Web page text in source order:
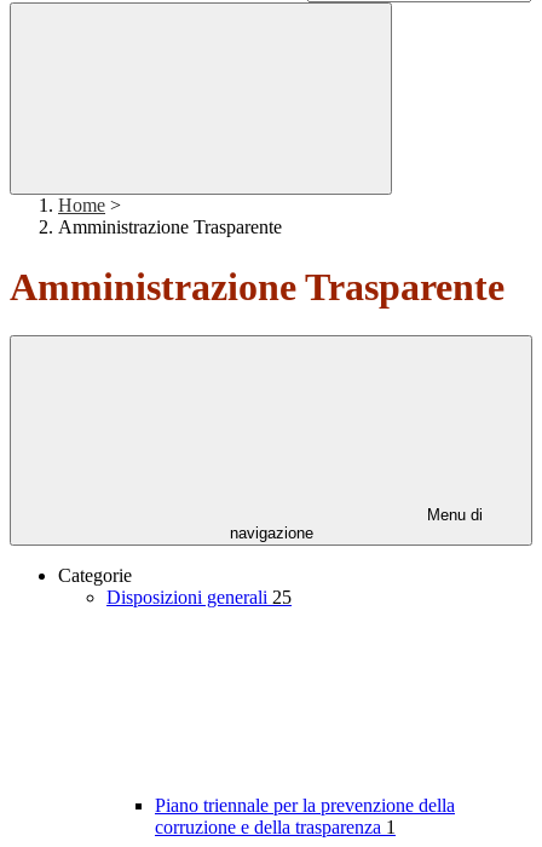
Home >
Amministrazione Trasparente
Amministrazione Trasparente
Menu di
navigazione
Categorie
Disposizioni generali 25
Piano triennale per la prevenzione della
corruzione e della trasparenza 1